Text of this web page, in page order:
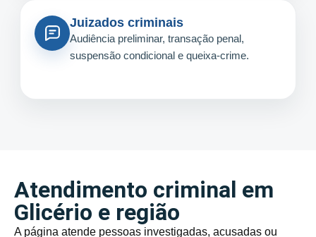
Juizados criminais
Audiência preliminar, transação penal,
suspensão condicional e queixa-crime.
Atendimento criminal em
Glicério e região
A página atende pessoas investigadas, acusadas ou